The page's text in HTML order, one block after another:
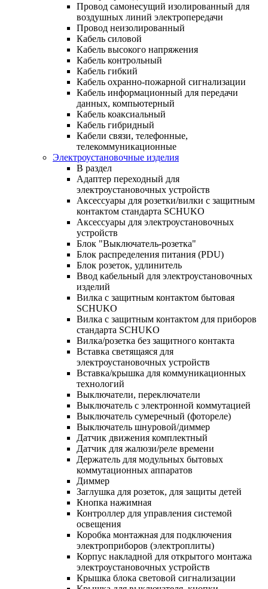
Провод самонесущий изолированный для
воздушных линий электропередачи
Провод неизолированный
Кабель силовой
Кабель высокого напряжения
Кабель контрольный
Кабель гибкий
Кабель охранно-пожарной сигнализации
Кабель информационный для передачи
данных, компьютерный
Кабель коаксиальный
Кабель гибридный
Кабели связи, телефонные,
телекоммуникационные
Электроустановочные изделия
В раздел
Адаптер переходный для
электроустановочных устройств
Аксессуары для розетки/вилки с защитным
контактом стандарта SCHUKO
Аксессуары для электроустановочных
устройств
Блок "Выключатель-розетка"
Блок распределения питания (PDU)
Блок розеток, удлинитель
Ввод кабельный для электроустановочных
изделий
Вилка с защитным контактом бытовая
SCHUKO
Вилка с защитным контактом для приборов
стандарта SCHUKO
Вилка/розетка без защитного контакта
Вставка светящаяся для
электроустановочных устройств
Вставка/крышка для коммуникационных
технологий
Выключатели, переключатели
Выключатель с электронной коммутацией
Выключатель сумеречный (фотореле)
Выключатель шнуровой/диммер
Датчик движения комплектный
Датчик для жалюзи/реле времени
Держатель для модульных бытовых
коммутационных аппаратов
Диммер
Заглушка для розеток, для защиты детей
Кнопка нажимная
Контроллер для управления системой
освещения
Коробка монтажная для подключения
электроприборов (электроплиты)
Корпус накладной для открытого монтажа
электроустановочных устройств
Крышка блока световой сигнализации